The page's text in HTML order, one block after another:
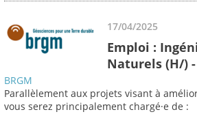
17/04/2025
Emploi :
Naturels (H/)
BRGM
Parallèlement aux projets visant à
vous serez principalement chargé·e de :